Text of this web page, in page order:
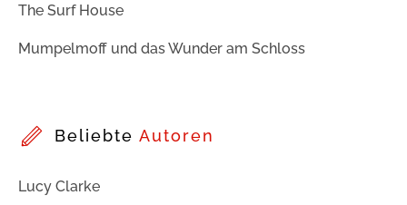
The Surf House
Mumpelmoff und das Wunder am Schloss
Beliebte Autoren
Lucy Clarke